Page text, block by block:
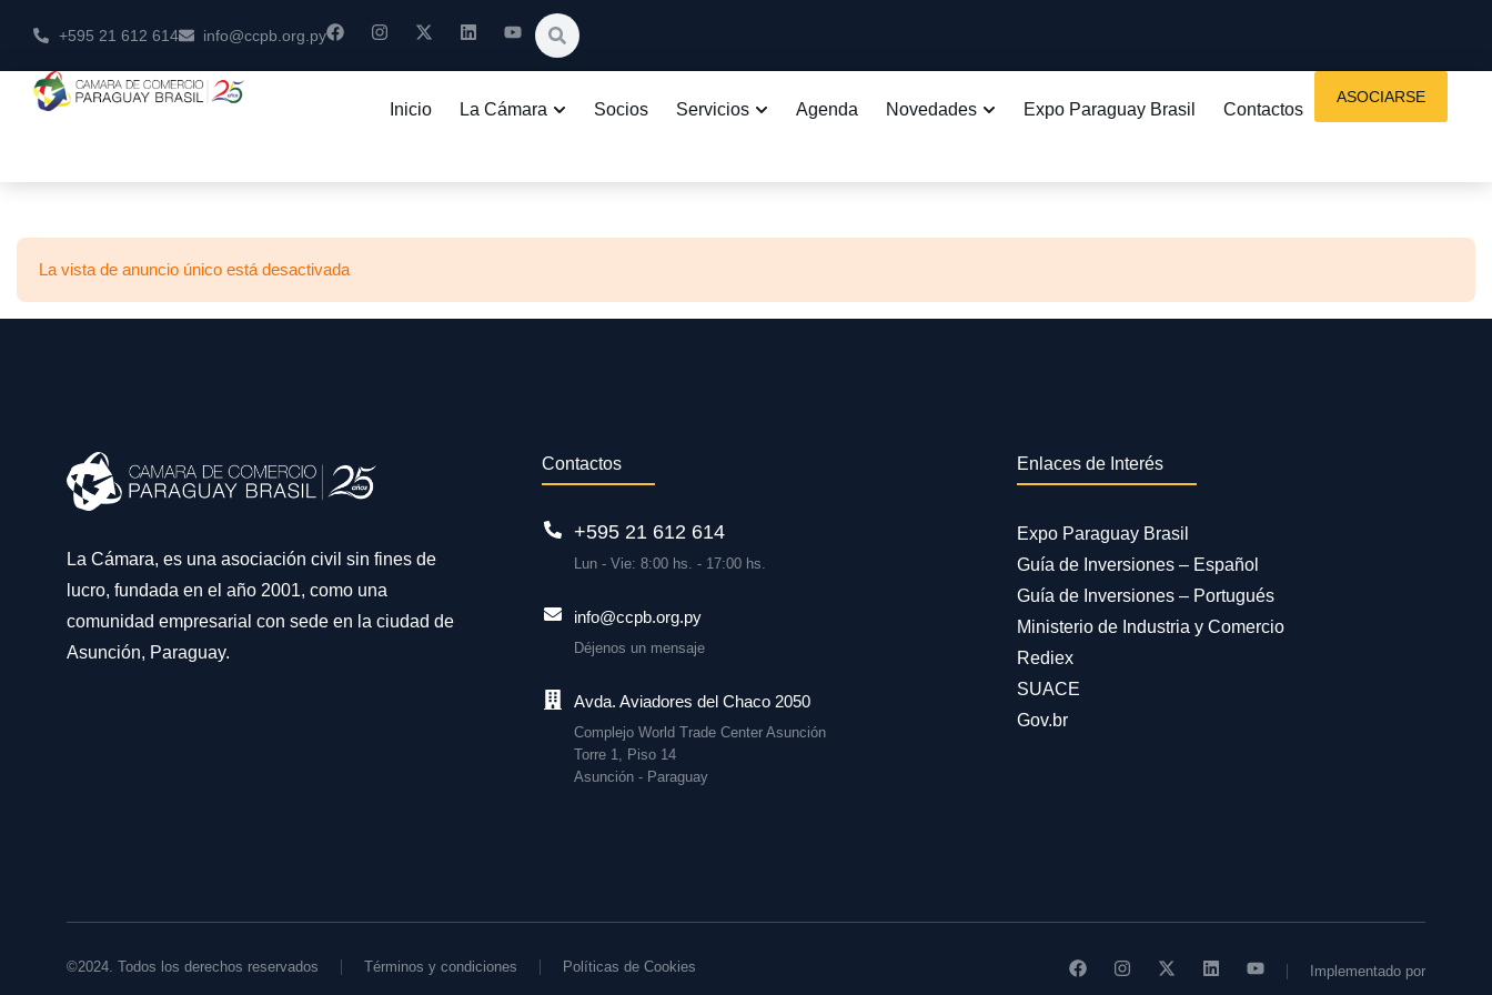
+595 21 612 614 info@ccpb.org.py
Inicio La Cámara Socios Servicios Agenda Novedades Expo Paraguay Brasil Contactos
ASOCIARSE
La vista de anuncio único está desactivada
La Cámara, es una asociación civil sin fines de
lucro, fundada en el año 2001, como una
comunidad empresarial con sede en la ciudad de
Asunción, Paraguay.
Contactos
+595 21 612 614
Lun - Vie: 8:00 hs. - 17:00 hs.
info@ccpb.org.py
Déjenos un mensaje
Avda. Aviadores del Chaco 2050
Complejo World Trade Center Asunción
Torre 1, Piso 14
Asunción - Paraguay
Enlaces de Interés
Expo Paraguay Brasil
Guía de Inversiones – Español
Guía de Inversiones – Portugués
Ministerio de Industria y Comercio
Rediex
SUACE
Gov.br
©2024. Todos los derechos reservados Términos y condiciones Políticas de Cookies Implementado por